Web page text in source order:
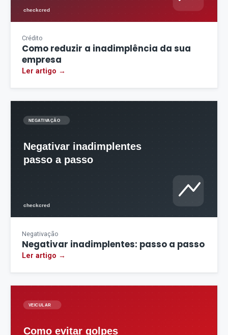
Crédito
Como reduzir a inadimplência da sua
empresa
Ler artigo →
Negativação
Negativar inadimplentes: passo a passo
Ler artigo →